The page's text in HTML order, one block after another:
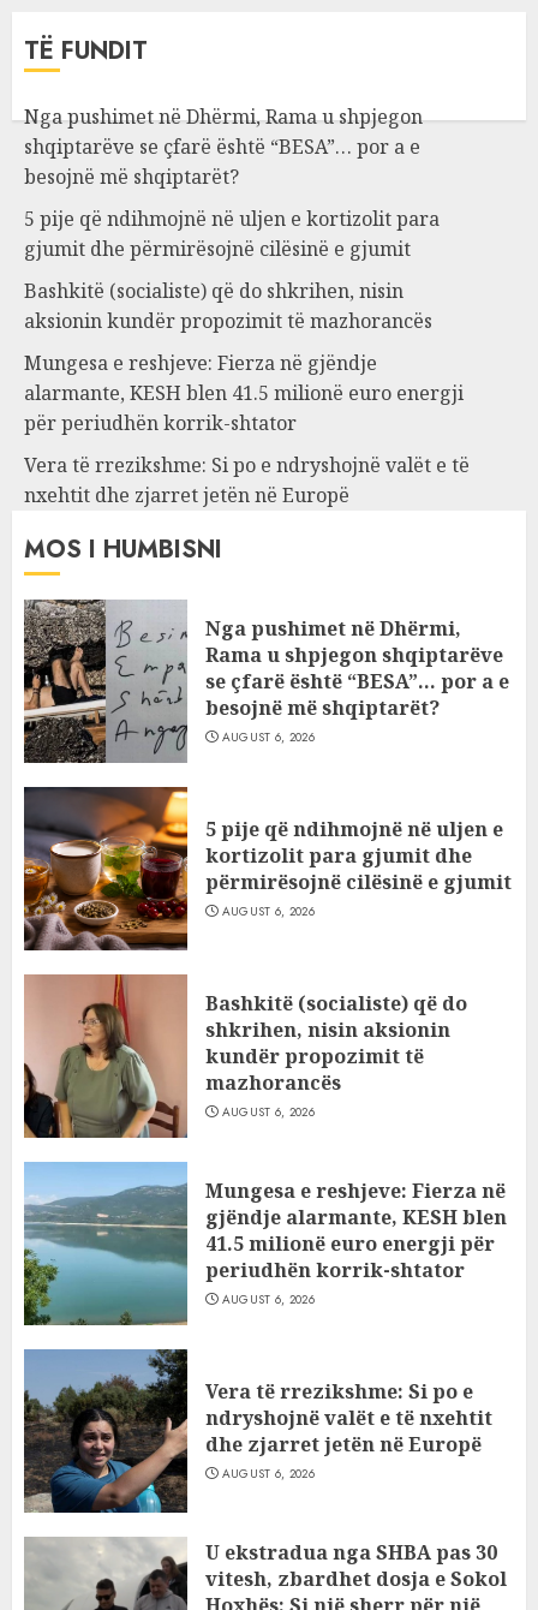
TË FUNDIT
Nga pushimet në Dhërmi, Rama u shpjegon
shqiptarëve se çfarë është “BESA”… por a e
besojnë më shqiptarët?
5 pije që ndihmojnë në uljen e kortizolit para
gjumit dhe përmirësojnë cilësinë e gjumit
Bashkitë (socialiste) që do shkrihen, nisin
aksionin kundër propozimit të mazhorancës
Mungesa e reshjeve: Fierza në gjëndje
alarmante, KESH blen 41.5 milionë euro energji
për periudhën korrik-shtator
Vera të rrezikshme: Si po e ndryshojnë valët e të
nxehtit dhe zjarret jetën në Europë
MOS I HUMBISNI
Nga pushimet në Dhërmi,
Rama u shpjegon shqiptarëve
se çfarë është “BESA”… por a e
besojnë më shqiptarët?
AUGUST 6, 2026
5 pije që ndihmojnë në uljen e
kortizolit para gjumit dhe
përmirësojnë cilësinë e gjumit
AUGUST 6, 2026
Bashkitë (socialiste) që do
shkrihen, nisin aksionin
kundër propozimit të
mazhorancës
AUGUST 6, 2026
Mungesa e reshjeve: Fierza në
gjëndje alarmante, KESH blen
41.5 milionë euro energji për
periudhën korrik-shtator
AUGUST 6, 2026
Vera të rrezikshme: Si po e
ndryshojnë valët e të nxehtit
dhe zjarret jetën në Europë
AUGUST 6, 2026
U ekstradua nga SHBA pas 30
vitesh, zbardhet dosja e Sokol